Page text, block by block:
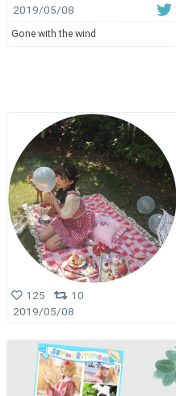
2019/05/08
Gone with the wind
125
10
2019/05/08